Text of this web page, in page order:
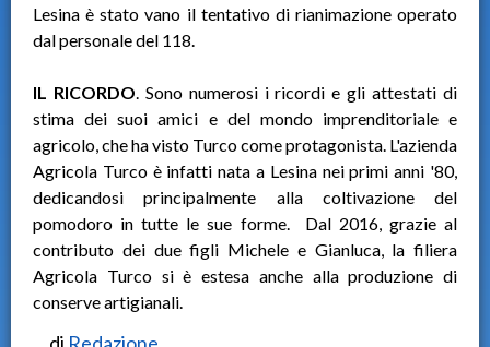
Lesina è stato vano il tentativo di rianimazione operato
dal personale del 118.
IL RICORDO. Sono numerosi i ricordi e gli attestati di
stima dei suoi amici e del mondo imprenditoriale e
agricolo, che ha visto Turco come protagonista. L'azienda
Agricola Turco è infatti nata a Lesina nei primi anni '80,
dedicandosi principalmente alla coltivazione del
pomodoro in tutte le sue forme. Dal 2016, grazie al
contributo dei due figli Michele e Gianluca, la filiera
Agricola Turco si è estesa anche alla produzione di
conserve artigianali.